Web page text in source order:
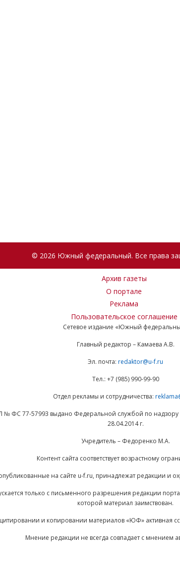
© 2026 Южный федеральный. Все права
Архив газеты
О портале
Реклама
Пользовательское соглашение
Сетевое издание «Южный
Главный редактор – Камаева А.В.
Эл. почта: redaktor@u-f.ru
Тел.: +7 (985) 990-99-90
Отдел рекламы и сотрудничества:
№ ФС 77-57993 выдано Федеральной службой по
28.04.2014 г.
Учредитель – Федоренко М.А.
Контент сайта соответствует возрастному
на сайте u-f.ru, принадлежат редакции и
только с письменного разрешения редакции
которой материал заимствован.
и копировании материалов «ЮФ» активная
Мнение редакции не всегда совпадает с мнением